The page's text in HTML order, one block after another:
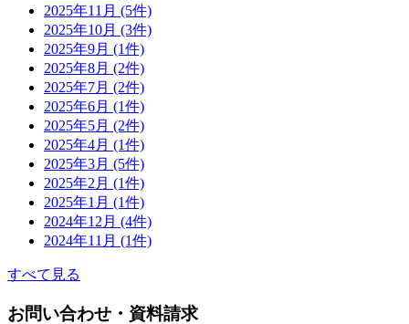
2025年11月 (5件)
2025年10月 (3件)
2025年9月 (1件)
2025年8月 (2件)
2025年7月 (2件)
2025年6月 (1件)
2025年5月 (2件)
2025年4月 (1件)
2025年3月 (5件)
2025年2月 (1件)
2025年1月 (1件)
2024年12月 (4件)
2024年11月 (1件)
すべて見る
お問い合わせ・資料請求